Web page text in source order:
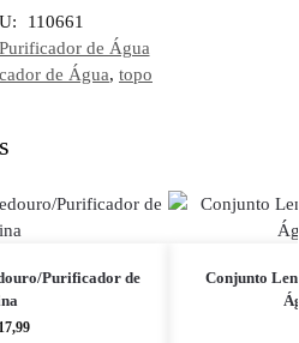
110661
Purificador de Água
de Água, topo
Purificador de
Conjunto